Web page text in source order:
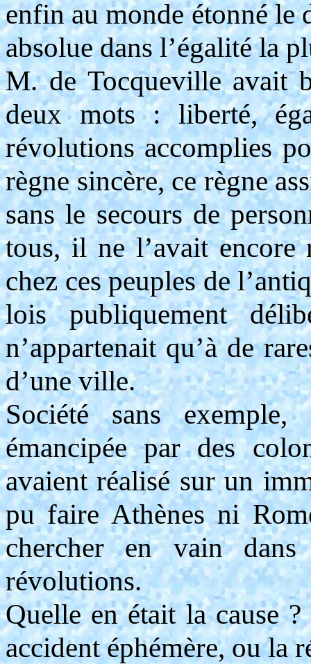
enfin au monde étonné le
absolue dans l’égalité la
M. de Tocqueville avait
deux mots : liberté,
révolutions accomplies
règne sincère, ce règne
sans le secours de
tous, il ne l’avait encore
chez ces peuples de
lois publiquement
n’appartenait qu’à de
d’une ville.
Société sans
émancipée par des
avaient réalisé sur un
pu faire Athènes ni
chercher en vain dans
révolutions.
Quelle en était la cause
accident éphémère, ou la